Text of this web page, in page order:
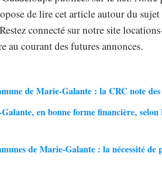
de lire cet article autour du
connecté sur notre site
au courant des futures annonces.
de Marie-Galante : la CRC note
en bonne forme financière,
de Marie-Galante : la nécessité